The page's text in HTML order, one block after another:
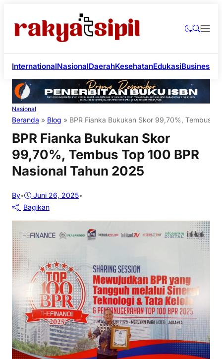
InternationalNasionalDaerahKesehatanEdukasiBusiness
Nasional
Beranda » Blog » BPR Fianka Bukukan Skor 99,70%, Tembus
BPR Fianka Bukukan Skor
99,70%, Tembus Top 100 BPR
Nasional Tahun 2025
By• Juni 26, 2025•
Bagikan